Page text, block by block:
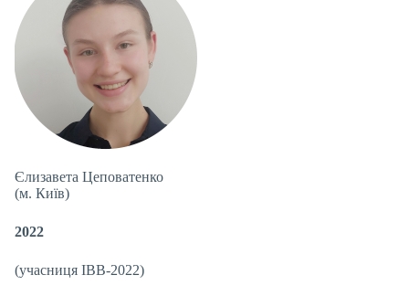
Єлизавета Цеповатенко
(м. Київ)
2022
(учасниця IBB-2022)